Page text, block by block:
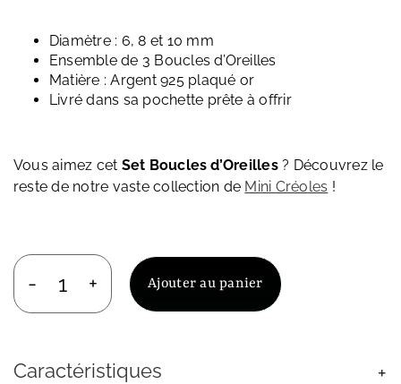
Diamètre : 6, 8 et 10 mm
Ensemble de 3 Boucles d’Oreilles
Matière : Argent 925 plaqué or
Livré dans sa pochette prête à offrir
Vous aimez cet Set Boucles d’Oreilles? Découvrez le
reste de notre vaste collection de Mini Créoles !
quantité
de
d'Oreilles
Ajouter au panier
Caractéristiques